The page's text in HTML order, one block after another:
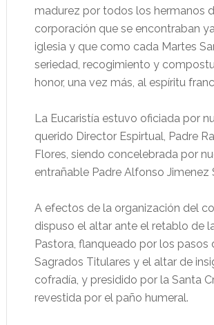
madurez por todos los hermanos
corporación que se encontraban
iglesia y que como cada Martes
seriedad, recogimiento y
honor, una vez más, al espíritu
La Eucaristía estuvo oficiada por
querido Director Espirtual, Padre
Flores, siendo concelebrada por
entrañable Padre Alfonso Jimenez
A efectos de la organización del
dispuso el altar ante el retablo de
Pastora, flanqueado por los pasos
Sagrados Titulares y el altar de
cofradía, y presidido por la Santa
revestida por el paño humeral.